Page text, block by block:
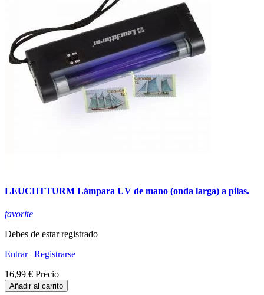
LEUCHTTURM Lámpara UV de mano (onda larga) a pilas.
favorite
Debes de estar registrado
Entrar| Registrarse
16,99 € Precio
Añadir al carrito